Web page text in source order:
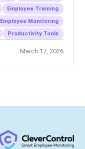
Employee Training
Employee Monitoring
Productivity Tools
March 17, 2026